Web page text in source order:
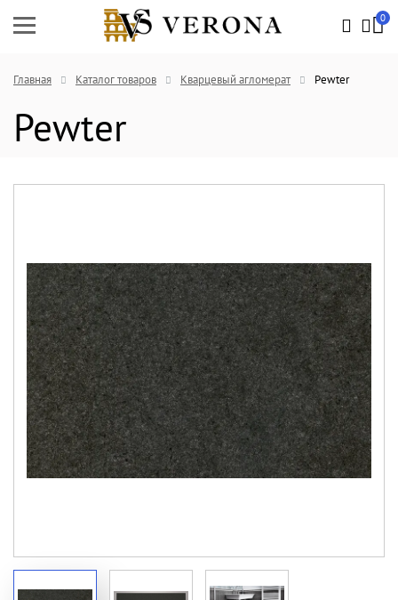
0
Главная Каталог товаров Кварцевый агломерат Pewter
Pewter